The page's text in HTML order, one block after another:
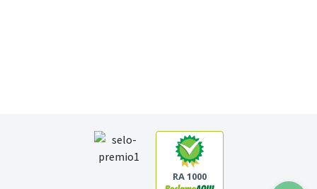
RA 1000